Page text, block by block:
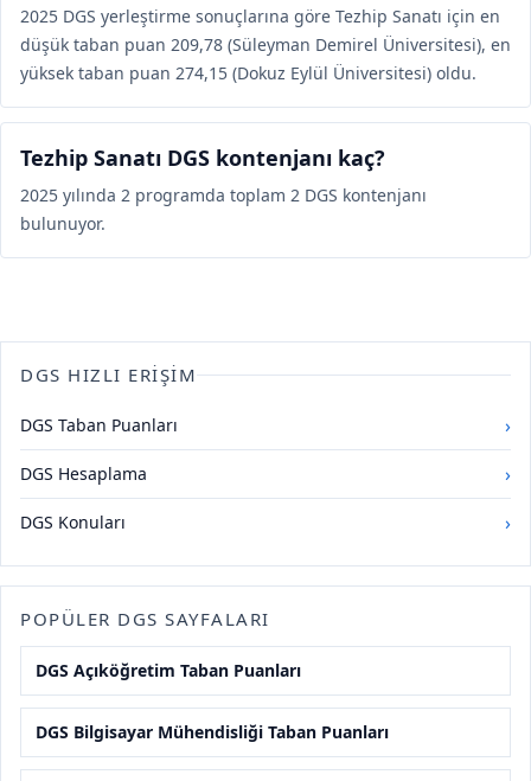
2025 DGS yerleştirme sonuçlarına göre Tezhip Sanatı için en
düşük taban puan 209,78 (Süleyman Demirel Üniversitesi), en
yüksek taban puan 274,15 (Dokuz Eylül Üniversitesi) oldu.
Tezhip Sanatı DGS kontenjanı kaç?
2025 yılında 2 programda toplam 2 DGS kontenjanı
bulunuyor.
DGS HIZLI ERIŞIM
DGS Taban Puanları ›
DGS Hesaplama ›
DGS Konuları ›
POPÜLER DGS SAYFALARI
DGS Açıköğretim Taban Puanları
DGS Bilgisayar Mühendisliği Taban Puanları